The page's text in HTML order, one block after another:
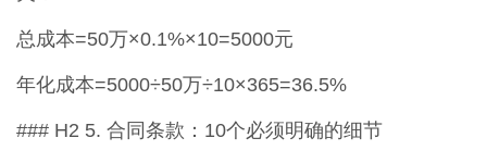
总成本=50万×0.1%×10=5000元
年化成本=5000÷50万÷10×365=36.5%
### H2 5. 合同条款：10个必须明确的细节